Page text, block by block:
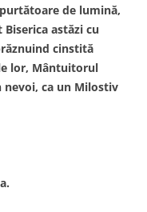
de lumină,
astăzi cu
cinstită
lor, Mântuitorul
ca un Milostiv